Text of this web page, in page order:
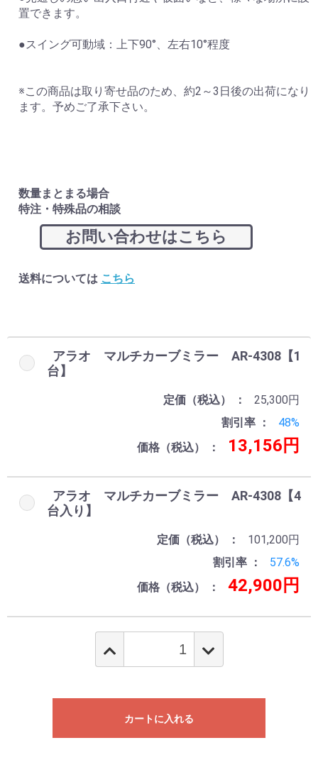
置できます。
●スイング可動域：上下90°、左右10°程度
※この商品は取り寄せ品のため、約2～3日後の出荷になり
ます。予めご了承下さい。
数量まとまる場合
特注・特殊品の相談
お問い合わせはこちら
送料については こちら
アラオ マルチカーブミラー AR-4308【1
台】
定価（税込）
25,300円
割引率
48%
価格（税込）
13,156円
アラオ マルチカーブミラー AR-4308【4
台入り】
定価（税込）
101,200円
割引率
57.6%
価格（税込）
42,900円
カートに入れる